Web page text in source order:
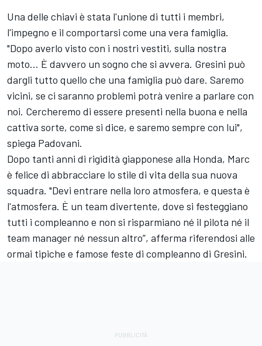
Una delle chiavi è stata l'unione di tutti i membri,
l'impegno e il comportarsi come una vera famiglia.
"Dopo averlo visto con i nostri vestiti, sulla nostra
moto... È davvero un sogno che si avvera. Gresini può
dargli tutto quello che una famiglia può dare. Saremo
vicini, se ci saranno problemi potrà venire a parlare con
noi. Cercheremo di essere presenti nella buona e nella
cattiva sorte, come si dice, e saremo sempre con lui",
spiega Padovani.
Dopo tanti anni di rigidità giapponese alla Honda, Marc
è felice di abbracciare lo stile di vita della sua nuova
squadra. "Devi entrare nella loro atmosfera, e questa è
l'atmosfera. È un team divertente, dove si festeggiano
tutti i compleanno e non si risparmiano né il pilota né il
team manager né nessun altro”, afferma riferendosi alle
ormai tipiche e famose feste di compleanno di Gresini.